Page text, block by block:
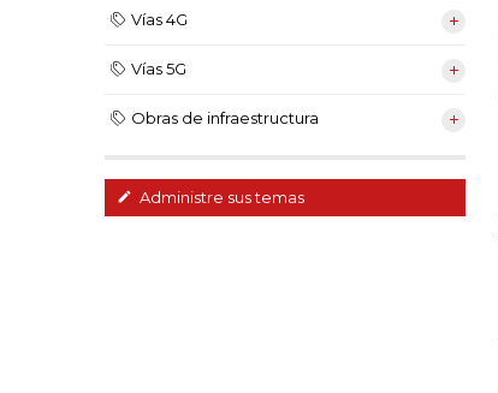
Vías 4G
Vías 5G
Obras de infraestructura
Administre sus temas